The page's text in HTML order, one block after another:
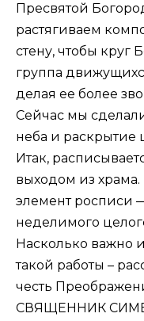
Пресвятой
растягиваем
стену, чтобы круг
группа
делая ее более
Сейчас мы
неба и раскрытие
Итак,
выходом из
элемент росписи
неделимого
Насколько важно
такой работы –
честь
СВЯЩЕННИК